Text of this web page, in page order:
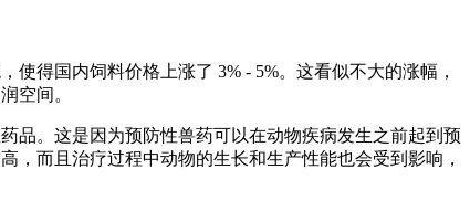
得国内饲料价格上涨了 3% - 5%。这看似不大的涨幅，
空间。
品。这是因为预防性兽药可以在动物疾病发生之前起到预
，而且治疗过程中动物的生长和生产性能也会受到影响，